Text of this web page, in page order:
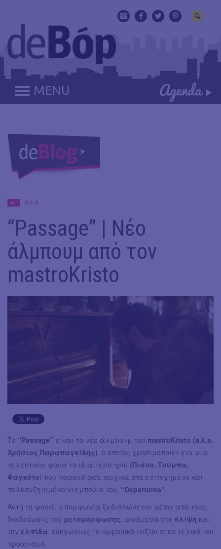
MENU
ΝΕΑ
“Passage” | Νέο
άλμπουμ από τον
mastroKristo
Το “Passage” είναι το νέο άλμπουμ του mastroKristo (a.k.a.
Χρήστος Παραπαγκίδης) , ο οποίος χρησιμοποιεί για μια
τελευταία φορά το ιδιαίτερο τρίο (Πιάνο, Τούμπα,
Φαγκότο) που παρουσίασε αρχικά στο επιτυχημένο και
πολυσυζητημένο ντεμπούτο του, “Departures”
Αυτή τη φορά, η συμφωνία ξεδιπλώνεται μέσα από τους
διαδρόμους της μεταμόρφωσης , ανάμεσα στη θλίψη και
την ελπίδα , οδηγώντας το αρμονικό ταξίδι στον τελικό του
προορισμό.